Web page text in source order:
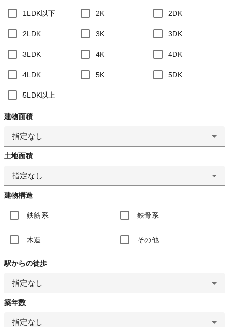
1LDK以下 2K 2DK
2LDK 3K 3DK
3LDK 4K 4DK
4LDK 5K 5DK
5LDK以上
建物面積
指定なし
土地面積
指定なし
建物構造
鉄筋系 鉄骨系
木造 その他
駅からの徒歩
指定なし
築年数
指定なし